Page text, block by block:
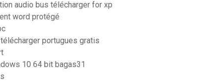
audio bus télécharger for xp
word protégé
portugues gratis
10 64 bit bagas31